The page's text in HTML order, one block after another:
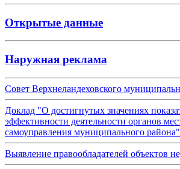
Открытые данные
Наружная реклама
Совет Верхнеландеховского
Доклад "О достигнутых значениях
эффективности деятельности органов
самоуправления муниципального района"
Выявление правообладателей объектов